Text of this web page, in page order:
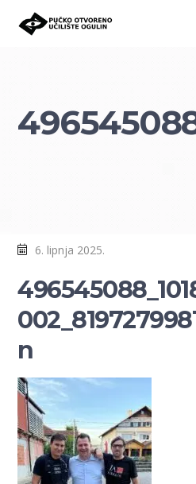
6. lipnja 2025.
n